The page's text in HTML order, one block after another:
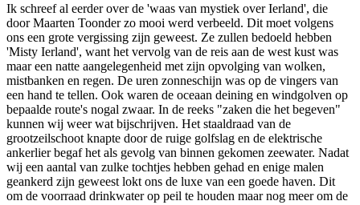
Ik schreef al eerder over de 'waas van mystiek over Ierland', die
door Maarten Toonder zo mooi werd verbeeld. Dit moet volgens
ons een grote vergissing zijn geweest. Ze zullen bedoeld hebben
'Misty Ierland', want het vervolg van de reis aan de west kust was
maar een natte aangelegenheid met zijn opvolging van wolken,
mistbanken en regen. De uren zonneschijn was op de vingers van
een hand te tellen. Ook waren de oceaan deining en windgolven op
bepaalde route's nogal zwaar. In de reeks "zaken die het begeven"
kunnen wij weer wat bijschrijven. Het staaldraad van de
grootzeilschoot knapte door de ruige golfslag en de elektrische
ankerlier begaf het als gevolg van binnen gekomen zeewater. Nadat
wij een aantal van zulke tochtjes hebben gehad en enige malen
geankerd zijn geweest lokt ons de luxe van een goede haven. Dit
om de voorraad drinkwater op peil te houden maar nog meer om de